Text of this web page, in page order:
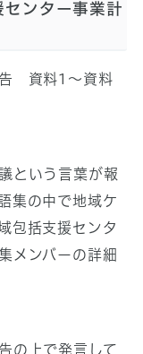
ンター事業計
告 資料1～資料
という言葉が報
集の中で地域ケ
包括支援センタ
メンバーの詳細
の上で発言して